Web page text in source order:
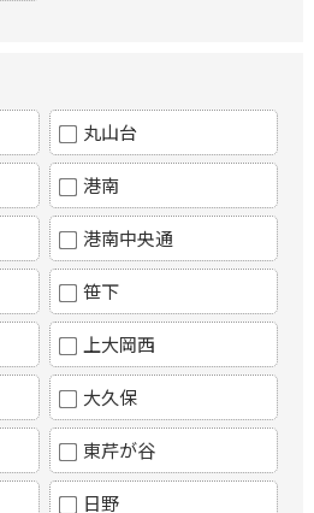
丸山台
港南
港南中央通
笹下
上大岡西
大久保
東芹が谷
日野